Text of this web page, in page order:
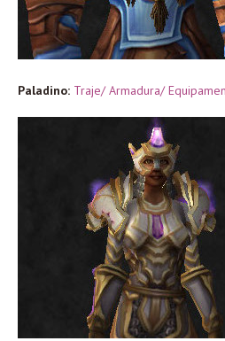
Paladino: Traje/ Armadura/